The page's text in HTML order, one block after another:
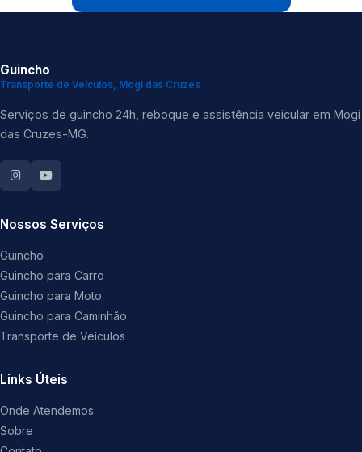
Guincho
Transporte de Veículos, Mogi das Cruzes
Serviços de guincho 24h, reboque e assistência veicular em Mogi
das Cruzes-MG.
Nossos Serviços
Guincho
Guincho para Carro
Guincho para Moto
Guincho para Caminhão
Transporte de Veículos
Links Úteis
Onde Atendemos
Sobre